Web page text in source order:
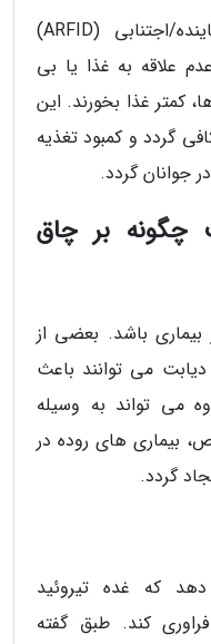
اختلال مصرف غذای محدود نماینده/اجتنابی (ARFID)
علاقه به غذا یا بی
کمتر غذا بخورند. این
گردد و کمبود تغذیه
جوانان گردد.
چگونه بر چاق
باشد. بعضی از
دیابت می توانند باعث
می تواند به وسیله
بیماری های روده در
گردد.
که غده تیروئید
کند. طبق گفته